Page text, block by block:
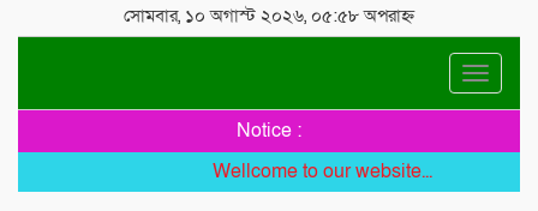
সোমবার, ১০ অগাস্ট ২০২৬, ০৫:৫৮ অপরাহ্ন
Toggle
Notice :
Wellcome to our website...